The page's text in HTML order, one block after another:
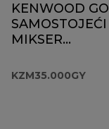
KENWOOD GO
SAMOSTOJEĆI
MIKSER
KZM35.000GY